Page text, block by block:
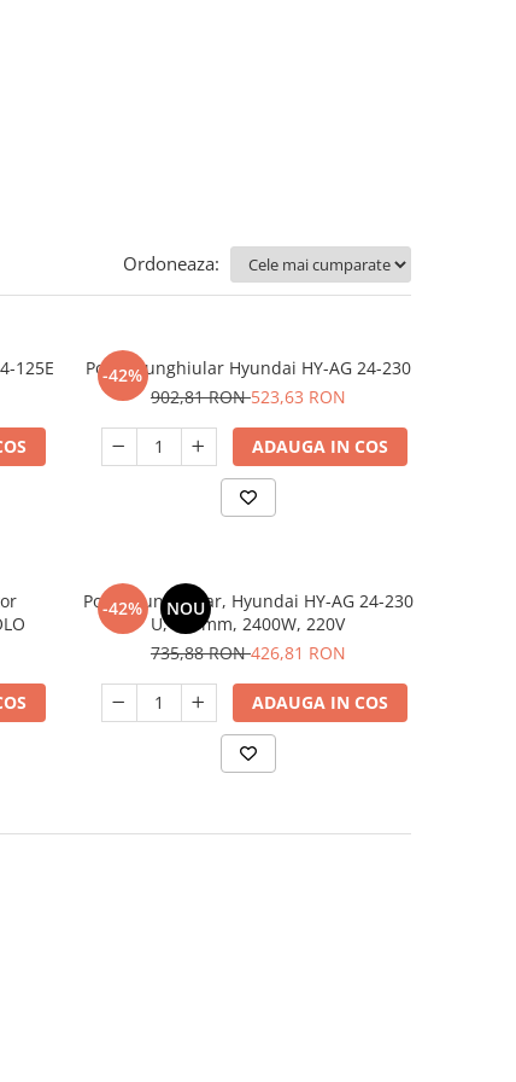
Ordoneaza:
125E
-42%
Polizor unghiular Hyundai HY-AG 24-230
902,81 RON523,63 RON
ADAUGA IN COS
-42% NOU
Polizor unghiular, Hyundai HY-AG 24-230
U, 230mm, 2400W, 220V
735,88 RON426,81 RON
ADAUGA IN COS